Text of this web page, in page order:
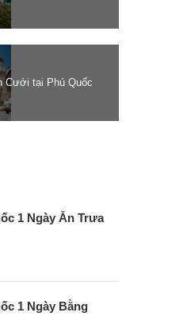
Cưới tại Phú Quốc
1 Ngày Ăn Trưa
1 Ngày Bằng